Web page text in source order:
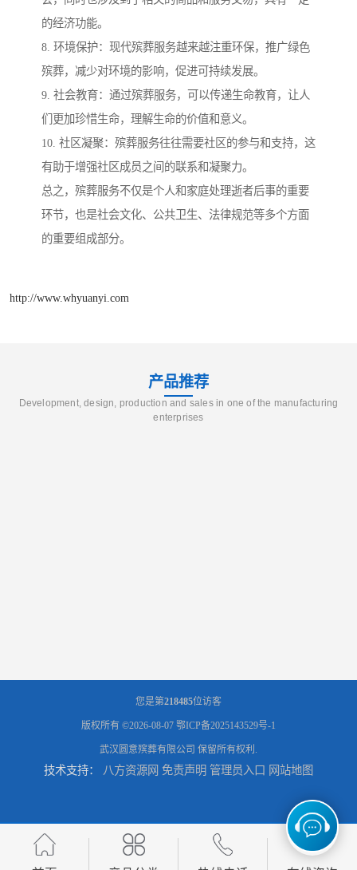
的经济功能。
8. 环境保护：现代殡葬服务越来越注重环保，推广绿色
殡葬，减少对环境的影响，促进可持续发展。
9. 社会教育：通过殡葬服务，可以传递生命教育，让人
们更加珍惜生命，理解生命的价值和意义。
10. 社区凝聚：殡葬服务往往需要社区的参与和支持，这
有助于增强社区成员之间的联系和凝聚力。
总之，殡葬服务不仅是个人和家庭处理逝者后事的重要
环节，也是社会文化、公共卫生、法律规范等多个方面
的重要组成部分。
http://www.whyuanyi.com
产品推荐
Development, design, production and sales in one of the manufacturing
enterprises
您是第218485位访客
版权所有 ©2026-08-07 鄂ICP备2025143529号-1
武汉圆意殡葬有限公司 保留所有权利.
技术支持： 八方资源网 免责声明 管理员入口 网站地图